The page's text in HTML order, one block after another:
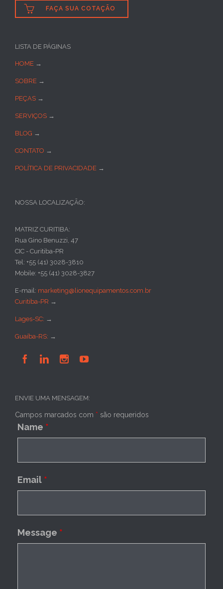
 FAÇA SUA COTAÇÃO
LISTA DE PÁGINAS
HOME →
SOBRE →
PEÇAS →
SERVIÇOS →
BLOG →
CONTATO →
POLÍTICA DE PRIVACIDADE →
NOSSA LOCALIZAÇÃO:
MATRIZ CURITIBA:
Rua Gino Benuzzi, 47
CIC - Curitiba-PR
Tel: +55 (41) 3028-3810
Mobile: +55 (41) 3028-3827
E-mail: marketing@lionequipamentos.com.br
Curitiba-PR →
Lages-SC: →
Guaíba-RS: →
   
ENVIE UMA MENSAGEM:
Campos marcados com * são requeridos
Name *
Email *
Message *